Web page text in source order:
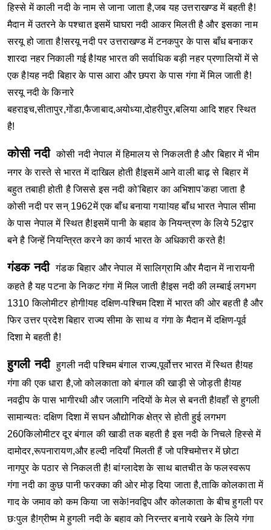
हिस्से में काली नदी के नाम से जाना जाता है,जब यह उत्तराखण्ड में बहती है!
मैदान में उतरने के पश्चात इसमें घाघरा नदी आकर मिलती है और इसका नाम
सरयू हो जाता है!सरयू नदी पर उत्तराखण्ड में टनकपुर के पास बाँध बनाकर
शारदा नहर निकाली गई है!यह भारत की सर्वाधिक बड़ी नहर प्रणालियों में से
एक है!यह नदी बिहार के पास आरा और छपरा के पास गंगा में मिल जाती है!
सरयू नदी के किनारे
बहराइच,सीतापुर,गोंडा,फैजाबाद,अयोध्या,दोहरीपुर,बलिया आदि शहर स्थित
है!
कोसी नदी कोसी नदी नेपाल में हिमालय से निकलती है और बिहार में भीम
नगर के रास्ते से भारत में दाखिल होती है!इसमें आने वाली बाढ़ से बिहार में
बहुत तबाही होती है जिससे इस नदी को'बिहार का अभिशाप'कहा जाता है
कोसी नदी पर सन् 1962में एक बाँध बनाया गया!यह बाँध भारत नेपाल सीमा
के पास नेपाल में स्थित है!इसमें पानी के बहाव के नियन्त्रण के लिये 52द्वार
बने है जिन्हें नियन्त्रित करने का कार्य भारत के अधिकारी करते है!
गंडक नदी गंडक बिहार और नेपाल में सालिग्रामि और मैदान में नारायनी
कहते है यह पटना के निकट गंगा में मिल जाती है!इस नदी की लम्बाई लगभग
1310 किलोमीटर होगी!यह दक्षिण-पश्चिम दिशा में भारत की ओर बहती है और
फिर उत्तर प्रदेश बिहार राज्य सीमा के साथ व गंगा के मैदान में दक्षिण-पूर्व
दिशा मे बहती है!
हुगली नदी हुगली नदी पश्चिम बंगाल राज्य,पूर्वोत्तर भारत में स्थित है!यह
गंगा की एक धारा है,जो कोलकाता को बंगाल की खाड़ी से जोड़ती है!यह
नवद्वीप के पास भागीरथी और जलागि नदियों के मेल से बनती है!वहाँ से हुगली
सामान्यतः दक्षिण दिशा में सघन औद्योगिक क्षेत्र से होती हुई लगभग
260किलोमीटर दूर बंगाल की खाडी तक बहती है इस नदी के निचले हिस्से में
दामोदर,रूपनारायण,और हल्दी नदियाँ मिलती हैं जो पश्चिमोत्तर में छोटा
नागपुर के पठार से निकलती है! बांग्लादेश के साथ बातचीत के फलस्वरूप
गंगा नदी का कुछ पानी फरक्का की ओर मोड़ दिया जाता है,ताकि कोलकाता में
गाद के जमाव को कम किया जा सके!नवद्विप और कोलकाता के बीच हुगली पर
छःपुल है!ग्रीष्म मे हुगली नदी के बहाव को निरन्तर बनाये रखने के लिये गंगा